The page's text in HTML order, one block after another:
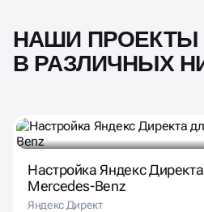
НАШИ ПРОЕКТЫ
В РАЗЛИЧНЫХ
Настройка Яндекс
Mercedes-Benz
Яндекс Директ